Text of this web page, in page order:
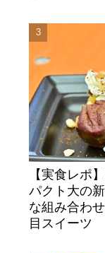
【実食レポ
パクト大の
な組み合わ
目スイーツ